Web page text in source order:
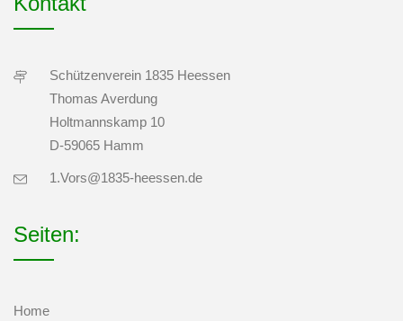
Schützenverein 1835 Heessen
Thomas Averdung
Holtmannskamp 10
D-59065 Hamm
1.Vors@1835-heessen.de
Seiten:
Home